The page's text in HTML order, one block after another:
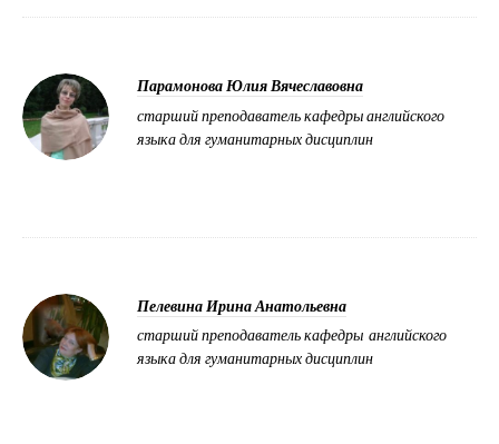
Парамонова Юлия Вячеславовна
старший преподаватель кафедры английского
языка для гуманитарных дисциплин
Пелевина Ирина Анатольевна
старший преподаватель кафедры английского
языка для гуманитарных дисциплин